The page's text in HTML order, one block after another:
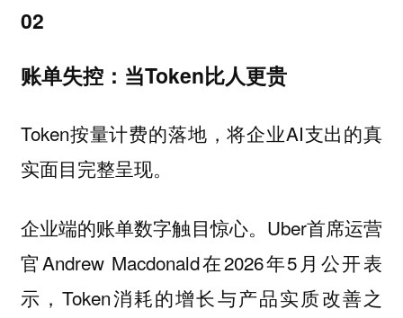
02
账单失控：当Token比人更贵
Token按量计费的落地，将企业AI支出的真
实面目完整呈现。
企业端的账单数字触目惊心。Uber首席运营
官Andrew Macdonald在2026年5月公开表
示，Token消耗的增长与产品实质改善之